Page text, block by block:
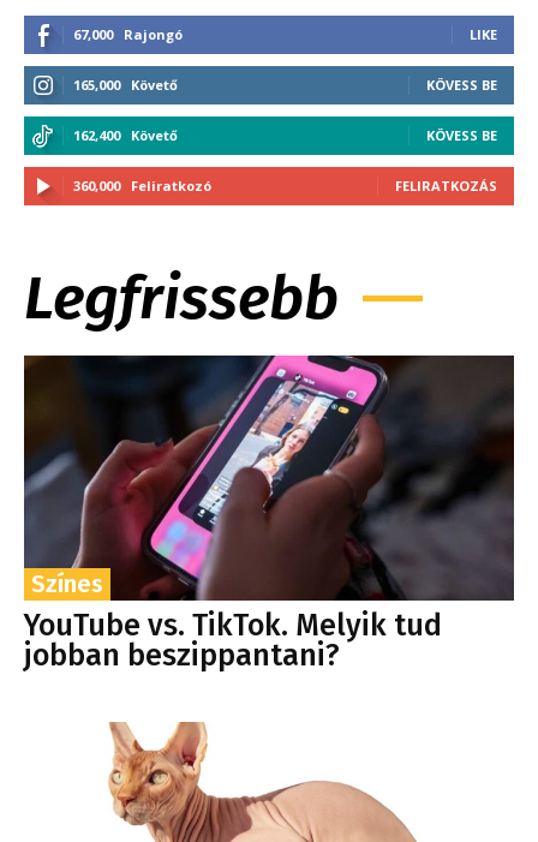
67,000 Rajongó LIKE
165,000 Követő KÖVESS BE
162,400 Követő KÖVESS BE
360,000 Feliratkozó FELIRATKOZÁS
Legfrissebb
Színes
YouTube vs. TikTok. Melyik tud
jobban beszippantani?